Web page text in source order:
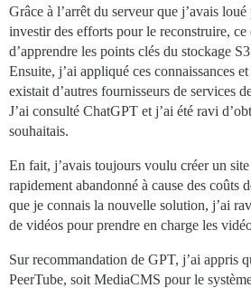
Grâce à l’arrêt du serveur que j’avais
investir des efforts pour le reconstruire, ce
d’apprendre les points clés du stockage
Ensuite, j’ai appliqué ces connaissances
existait d’autres fournisseurs de services
J’ai consulté ChatGPT et j’ai été ravi
souhaitais.
En fait, j’avais toujours voulu créer un
rapidement abandonné à cause des coûts
que je connais la nouvelle solution, j’ai
de vidéos pour prendre en charge les
Sur recommandation de GPT, j’ai appris
PeerTube, soit MediaCMS pour le